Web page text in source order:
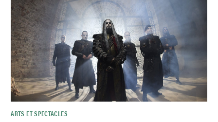
ARTS ET SPECTACLES